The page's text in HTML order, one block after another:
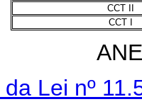
CCT II
CCT I
Lei nº